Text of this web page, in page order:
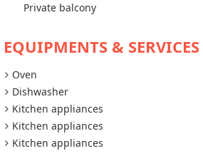
Private balcony
EQUIPMENTS & SERVICES
Oven
Dishwasher
Kitchen appliances
Kitchen appliances
Kitchen appliances